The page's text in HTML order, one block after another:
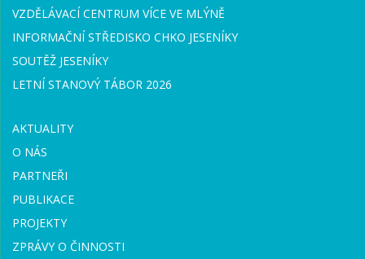
VZDĚLÁVACÍ CENTRUM VÍCE VE MLÝNĚ
INFORMAČNÍ STŘEDISKO CHKO JESENÍKY
SOUTĚŽ JESENÍKY
LETNÍ STANOVÝ TÁBOR 2026
AKTUALITY
O NÁS
PARTNEŘI
PUBLIKACE
PROJEKTY
ZPRÁVY O ČINNOSTI